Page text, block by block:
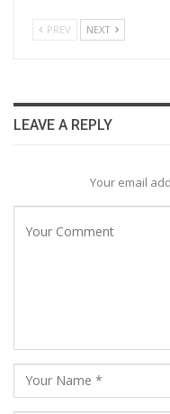
PREV NEXT
LEAVE A REPLY
Your email